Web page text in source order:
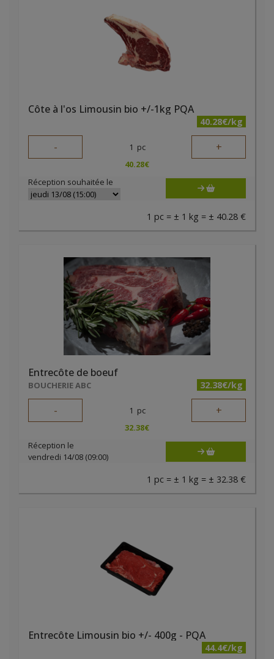
Côte à l'os Limousin bio +/-1kg PQA
40.28€/kg
- 1 pc +
40.28€
Réception souhaitée le
1 pc = ± 1 kg = ± 40.28 €
Entrecôte de boeuf
BOUCHERIE ABC 32.38€/kg
- 1 pc +
32.38€
Réception le
vendredi 14/08 (09:00)
1 pc = ± 1 kg = ± 32.38 €
Entrecôte Limousin bio +/- 400g - PQA
44.4€/kg